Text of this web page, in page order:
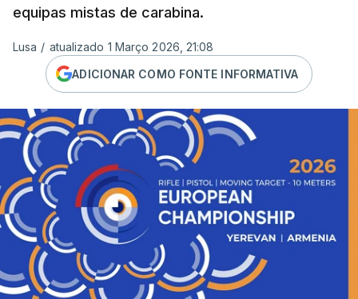
equipas mistas de carabina.
Lusa / atualizado 1 Março 2026, 21:08
ADICIONAR COMO FONTE INFORMATIVA